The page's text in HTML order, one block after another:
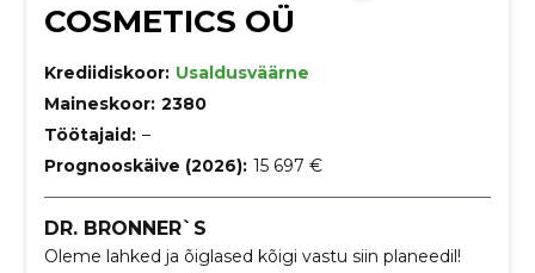
COSMETICS OÜ
Krediidiskoor: Usaldusväärne
Maineskoor: 2380
Töötajaid: –
Prognooskäive (2026): 15 697 €
DR. BRONNER`S
Oleme lahked ja õiglased kõigi vastu siin planeedil!